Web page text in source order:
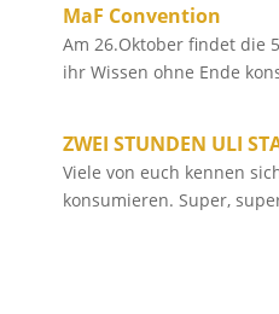
MaF Convention
Am 26.Oktober findet die
ihr Wissen ohne Ende
ZWEI STUNDEN ULI
Viele von euch kennen
konsumieren. Super,